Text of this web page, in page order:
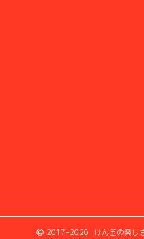
2017–2026 けん玉の楽し